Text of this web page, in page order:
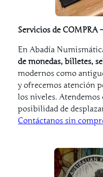
Servicios de COMPRA
En Abadía
de monedas, billetes,
modernos como
y ofrecemos atención
los niveles. Atendemos
posibilidad de
Contáctanos sin